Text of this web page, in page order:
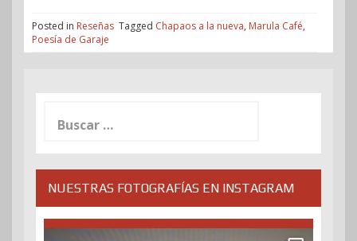
Posted in Reseñas Tagged Chapaos a la nueva, Marula Café,
Poesía de Garaje
NUESTRAS FOTOGRAFÍAS EN INSTAGRAM